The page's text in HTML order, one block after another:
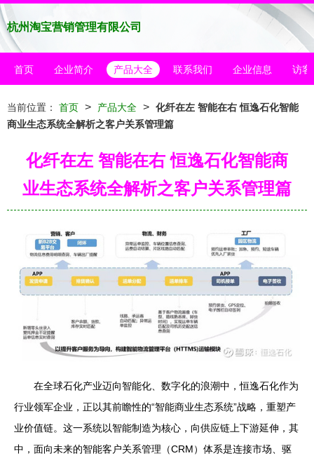
杭州淘宝营销管理有限公司
首页 企业简介 产品大全 联系我们 企业信息 访客
当前位置： 首页 > 产品大全 > 化纤在左 智能在右 恒逸石化智能
商业生态系统全解析之客户关系管理篇
化纤在左 智能在右 恒逸石化智能商
业生态系统全解析之客户关系管理篇
在全球石化产业迈向智能化、数字化的浪潮中，恒逸石化作为
行业领军企业，正以其前瞻性的“智能商业生态系统”战略，重塑产
业价值链。这一系统以智能制造为核心，向供应链上下游延伸，其
中，面向未来的智能客户关系管理（CRM）体系是连接市场、驱